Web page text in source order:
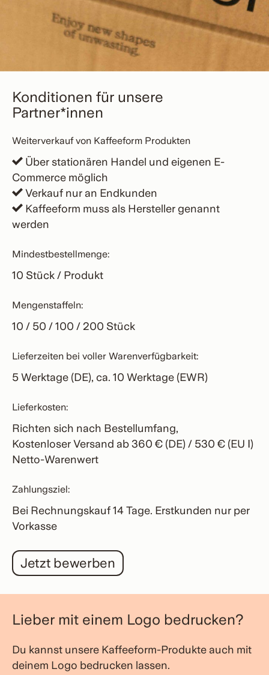
Konditionen für unsere
Partner*innen
Weiterverkauf von Kaffeeform Produkten
Über stationären Handel und eigenen E-
Commerce möglich
Verkauf nur an Endkunden
Kaffeeform muss als Hersteller genannt
werden
Mindestbestellmenge:
10 Stück / Produkt
Mengenstaffeln:
10 / 50 / 100 / 200 Stück
Lieferzeiten bei voller Warenverfügbarkeit:
5 Werktage (DE), ca. 10 Werktage (EWR)
Lieferkosten:
Richten sich nach Bestellumfang,
Kostenloser Versand ab 360 € (DE) / 530 € (EU Ⅰ)
Netto-Warenwert
Zahlungsziel:
Bei Rechnungskauf 14 Tage. Erstkunden nur per
Vorkasse
Jetzt bewerben
Lieber mit einem Logo bedrucken?
Du kannst unsere Kaffeeform-Produkte auch mit
deinem Logo bedrucken lassen.